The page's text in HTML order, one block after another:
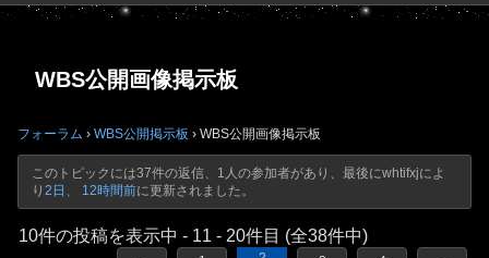
WBS公開画像掲示板
フォーラム › WBS公開掲示板 › WBS公開画像掲示板
このトピックには37件の返信、1人の参加者があり、最後にwhtifxjによ
り 2日、 12時間前に更新されました。
10件の投稿を表示中 - 11 - 20件目 (全38件中)